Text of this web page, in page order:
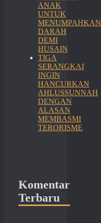
ANAK
UNTUK
MENUMPAHKAN
DARAH
DEMI
HUSAIN
TIGA
SERANGKAI
INGIN
HANCURKAN
AHLUSSUNNAH
DENGAN
ALASAN
MEMBASMI
TERORISME
Komentar
Terbaru